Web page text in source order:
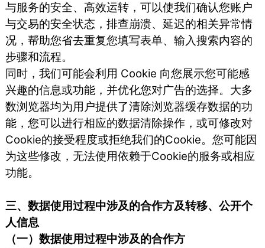
与服务的安全、高效运转，可以使我们确认您账户
与交易的安全状态，排查崩溃、延迟的相关异常情
况，帮助您省去重复您填写表单、输入搜索内容的
步骤和流程。
同时，我们可能会利用 Cookie 向您展示您可能感
兴趣的信息或功能，并优化您对广告的选择。大多
数浏览器均为用户提供了清除浏览器缓存数据的功
能，您可以进行相应的数据清除操作，或可修改对
Cookie的接受程度或拒绝我们的Cookie。您可能因
为这些修改，无法使用依赖于Cookie的服务或相应
功能。
三、数据使用过程中涉及的合作方及转移、公开个
人信息
（一）数据使用过程中涉及的合作方